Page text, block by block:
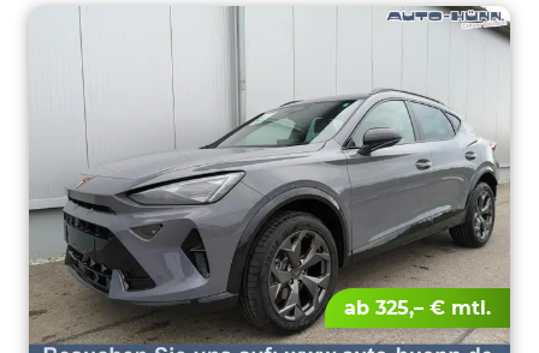
ab 325,– € mtl.